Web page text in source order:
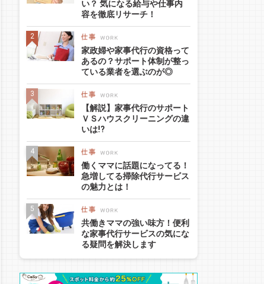
い？ 気になる給与や仕事内
容を徹底リサーチ！
家政婦や家事代行の資格って
あるの？サポート体制が整っ
ている業者を選ぶのが◎
【解説】家事代行のサポート
ＶＳハウスクリーニングの違
いは!?
働くママに話題になってる！
急増してる掃除代行サービス
の魅力とは！
共働きママの強い味方！便利
な家事代行サービスの気にな
る疑問を解決します